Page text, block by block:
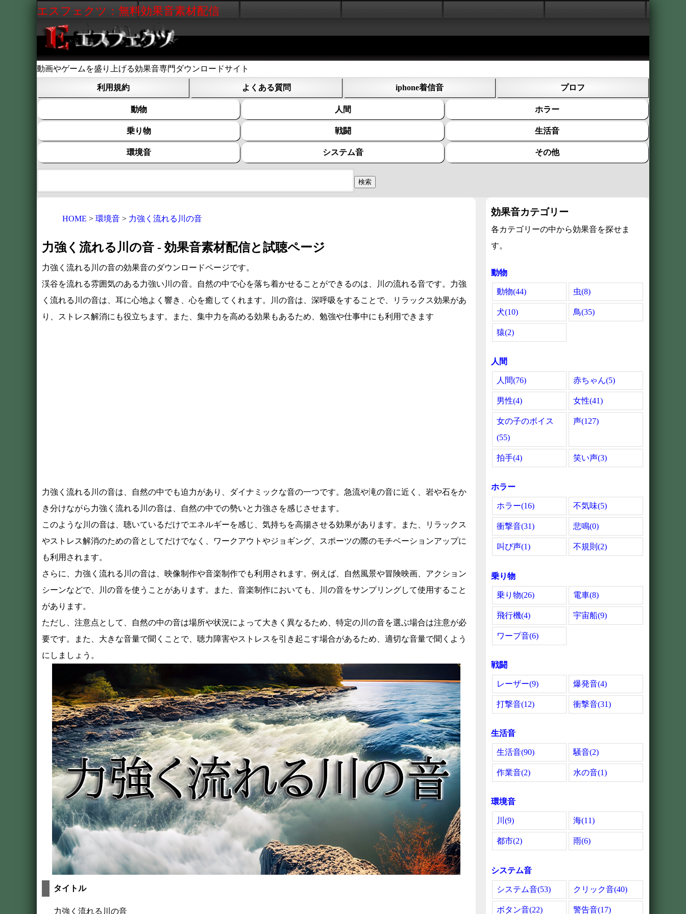
エスフェクツ：無料効果音素材配信
動画やゲームを盛り上げる効果音専門ダウンロードサイト
利用規約 よくある質問 iphone着信音 プロフ
動物 人間 ホラー
乗り物 戦闘 生活音
環境音 システム音 その他
HOME 環境音 力強く流れる川の音
力強く流れる川の音 - 効果音素材配信と試聴ページ
力強く流れる川の音の効果音のダウンロードページです。
渓谷を流れる雰囲気のある力強い川の音。自然の中で心を落ち着かせることができるのは、川の流れる音です。力強
く流れる川の音は、耳に心地よく響き、心を癒してくれます。川の音は、深呼吸をすることで、リラックス効果があ
り、ストレス解消にも役立ちます。また、集中力を高める効果もあるため、勉強や仕事中にも利用できます
力強く流れる川の音は、自然の中でも迫力があり、ダイナミックな音の一つです。急流や滝の音に近く、岩や石をか
き分けながら力強く流れる川の音は、自然の中での勢いと力強さを感じさせます。
このような川の音は、聴いているだけでエネルギーを感じ、気持ちを高揚させる効果があります。また、リラックス
やストレス解消のための音としてだけでなく、ワークアウトやジョギング、スポーツの際のモチベーションアップに
も利用されます。
さらに、力強く流れる川の音は、映像制作や音楽制作でも利用されます。例えば、自然風景や冒険映画、アクション
シーンなどで、川の音を使うことがあります。また、音楽制作においても、川の音をサンプリングして使用すること
があります。
ただし、注意点として、自然の中の音は場所や状況によって大きく異なるため、特定の川の音を選ぶ場合は注意が必
要です。また、大きな音量で聞くことで、聴力障害やストレスを引き起こす場合があるため、適切な音量で聞くよう
にしましょう。
タイトル
力強く流れる川の音
効果音カテゴリー
各カテゴリーの中から効果音を探せま
す。
動物
動物(44) 虫(8)
犬(10) 鳥(35)
猿(2)
人間
人間(76) 赤ちゃん(5)
男性(4) 女性(41)
女の子のボイス
(55)
声(127)
拍手(4) 笑い声(3)
ホラー
ホラー(16) 不気味(5)
衝撃音(31) 悲鳴(0)
叫び声(1) 不規則(2)
乗り物
乗り物(26) 電車(8)
飛行機(4) 宇宙船(9)
ワープ音(6)
戦闘
レーザー(9) 爆発音(4)
打撃音(12) 衝撃音(31)
生活音
生活音(90) 騒音(2)
作業音(2) 水の音(1)
環境音
川(9) 海(11)
都市(2) 雨(6)
システム音
システム音(53) クリック音(40)
ボタン音(22) 警告音(17)